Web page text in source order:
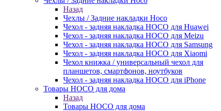
Назад
Чехлы / Задние накладки Hoco
Чехол - задняя накладка HOCO для Huawei
Чехол - задняя накладка HOCO для Meizu
Чехол - задняя накладка HOCO для Samsung
Чехол - задняя накладка HOCO для Xiaomi
Чехол книжка / универсальный чехол для
планшетов, смартфонов, ноутбуков
Чехол - задняя накладка HOCO для iPhone
Товары HOCO для дома
Назад
Товары HOCO для дома